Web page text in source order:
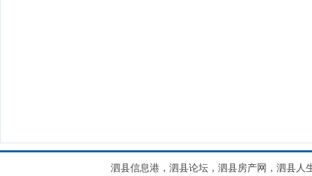
泗县信息港，泗县论坛，泗县房产网，泗县人